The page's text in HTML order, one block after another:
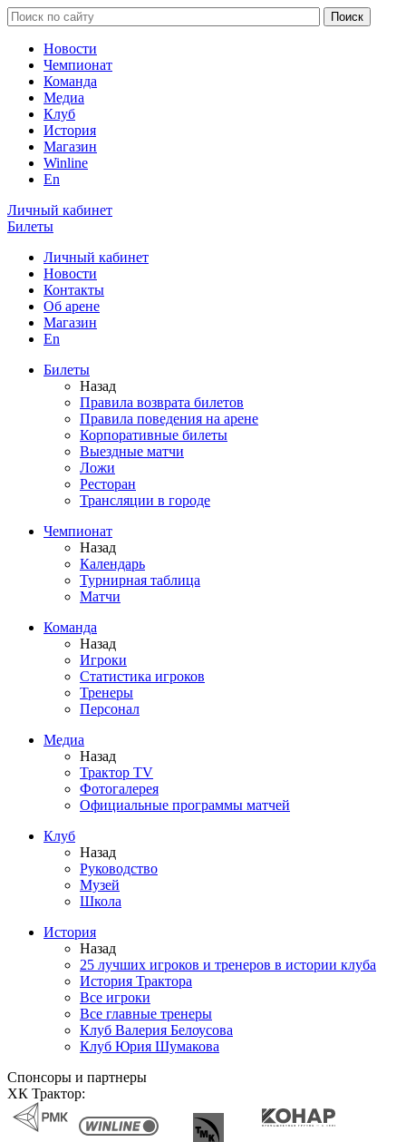
Новости
Чемпионат
Команда
Медиа
Клуб
История
Магазин
Winline
En
Личный кабинет
Билеты
Личный кабинет
Новости
Контакты
Об арене
Магазин
En
Билеты
Назад
Правила возврата билетов
Правила поведения на арене
Корпоративные билеты
Выездные матчи
Ложи
Ресторан
Трансляции в городе
Чемпионат
Назад
Календарь
Турнирная таблица
Матчи
Команда
Назад
Игроки
Статистика игроков
Тренеры
Персонал
Медиа
Назад
Трактор TV
Фотогалерея
Официальные программы матчей
Клуб
Назад
Руководство
Музей
Школа
История
Назад
25 лучших игроков и тренеров в истории клуба
История Трактора
Все игроки
Все главные тренеры
Клуб Валерия Белоусова
Клуб Юрия Шумакова
Спонсоры и партнеры
ХК Трактор: